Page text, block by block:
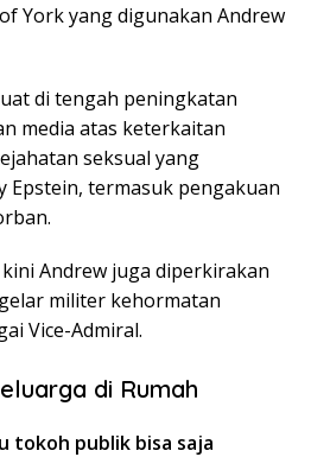
York yang digunakan Andrew
di tengah peningkatan
media atas keterkaitan
seksual yang
Epstein, termasuk pengakuan
Andrew juga diperkirakan
militer kehormatan
Vice-Admiral.
di Rumah
tokoh publik bisa saja